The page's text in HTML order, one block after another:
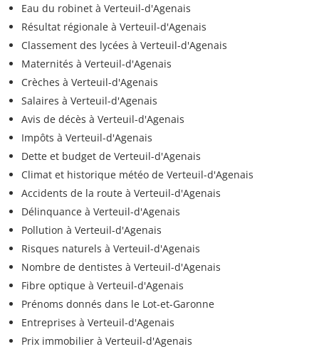
Eau du robinet à Verteuil-d'Agenais
Résultat régionale à Verteuil-d'Agenais
Classement des lycées à Verteuil-d'Agenais
Maternités à Verteuil-d'Agenais
Crèches à Verteuil-d'Agenais
Salaires à Verteuil-d'Agenais
Avis de décès à Verteuil-d'Agenais
Impôts à Verteuil-d'Agenais
Dette et budget de Verteuil-d'Agenais
Climat et historique météo de Verteuil-d'Agenais
Accidents de la route à Verteuil-d'Agenais
Délinquance à Verteuil-d'Agenais
Pollution à Verteuil-d'Agenais
Risques naturels à Verteuil-d'Agenais
Nombre de dentistes à Verteuil-d'Agenais
Fibre optique à Verteuil-d'Agenais
Prénoms donnés dans le Lot-et-Garonne
Entreprises à Verteuil-d'Agenais
Prix immobilier à Verteuil-d'Agenais